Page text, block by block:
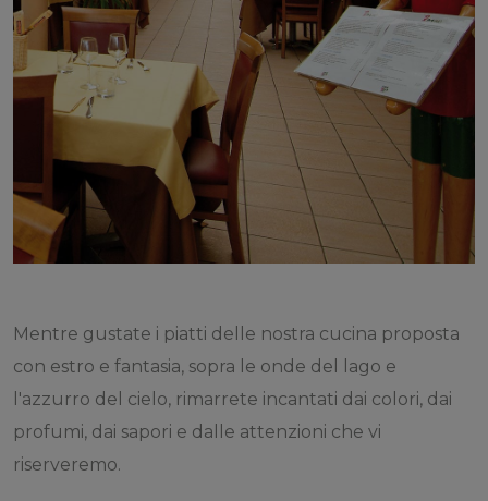
Mentre gustate i piatti delle nostra cucina proposta
con estro e fantasia, sopra le onde del lago e
l'azzurro del cielo, rimarrete incantati dai colori, dai
profumi, dai sapori e dalle attenzioni che vi
riserveremo.